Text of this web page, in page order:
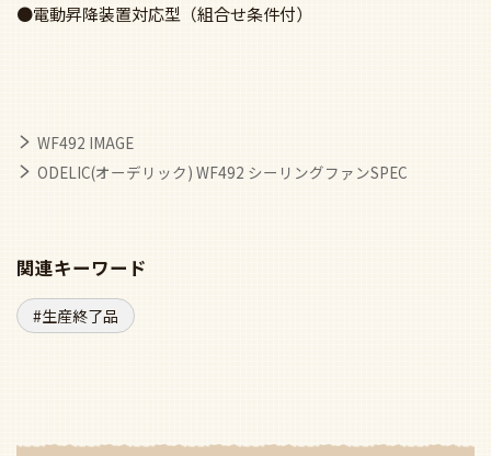
●電動昇降装置対応型（組合せ条件付）
WF492 IMAGE
ODELIC(オーデリック) WF492 シーリングファンSPEC
関連キーワード
生産終了品